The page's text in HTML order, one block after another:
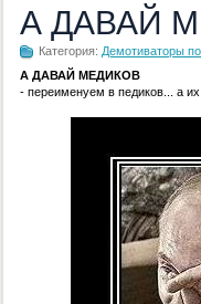
А ДАВАЙ
Категория: Демотиваторы
А ДАВАЙ МЕДИКОВ
- переименуем в педиков... а